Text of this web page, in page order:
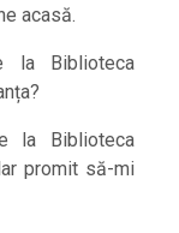
acasă.
la Biblioteca
la Biblioteca
promit să-mi